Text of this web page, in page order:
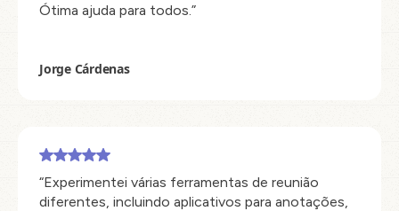
Ótima ajuda para todos.”
Jorge Cárdenas
“Experimentei várias ferramentas de reunião
diferentes, incluindo aplicativos para anotações,